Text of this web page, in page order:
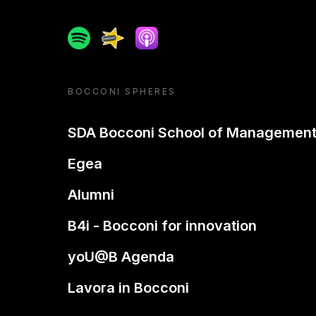
SpotifySpreakerApple podcast
BOCCONI SPHERES
SDA Bocconi School of Management
Egea
Alumni
B4i - Bocconi for innovation
yoU@B Agenda
Lavora in Bocconi